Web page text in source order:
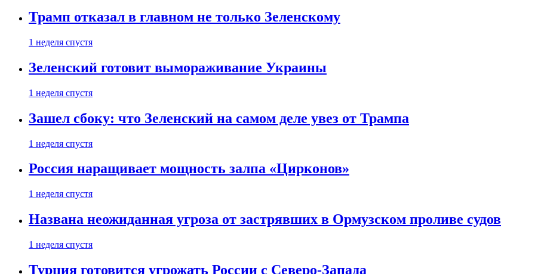
Трамп отказал в главном не только Зеленскому
1 неделя спустя
Зеленский готовит вымораживание Украины
1 неделя спустя
Зашел сбоку: что Зеленский на самом деле увез от Трампа
1 неделя спустя
Россия наращивает мощность залпа «Цирконов»
1 неделя спустя
Названа неожиданная угроза от застрявших в Ормузском проливе судов
1 неделя спустя
Турция готовится угрожать России с Северо-Запада